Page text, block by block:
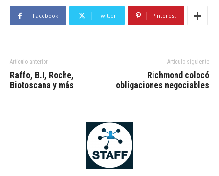
Facebook Twitter Pinterest
Artículo anterior
Raffo, B.I, Roche,
Biotoscana y más
Artículo siguiente
Richmond colocó
obligaciones negociables